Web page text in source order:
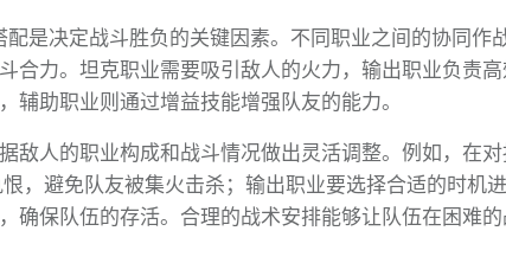
是决定战斗胜负的关键因素。不同职业之间的协同作
合力。坦克职业需要吸引敌人的火力，输出职业负责
助职业则通过增益技能增强队友的能力。
敌人的职业构成和战斗情况做出灵活调整。例如，在
，避免队友被集火击杀；输出职业要选择合适的时机
确保队伍的存活。合理的战术安排能够让队伍在困难